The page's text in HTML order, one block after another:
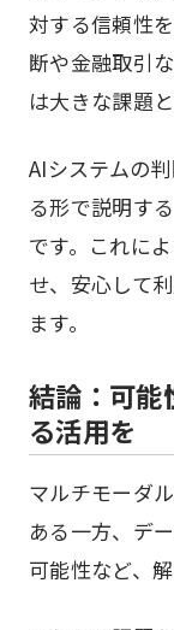
対する信頼性
断や金融取引
は大きな課題と
AIシステムの
る形で説明す
です。これに
せ、安心して
ます。
結論：可能
る活用を
マルチモーダ
ある一方、デ
可能性など、